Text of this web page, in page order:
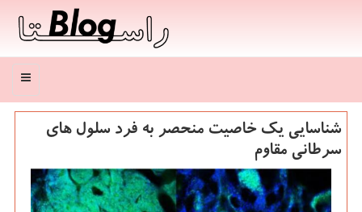
منو
شناسایی یك خاصیت منحصر به فرد سلول های
سرطانی مقاوم